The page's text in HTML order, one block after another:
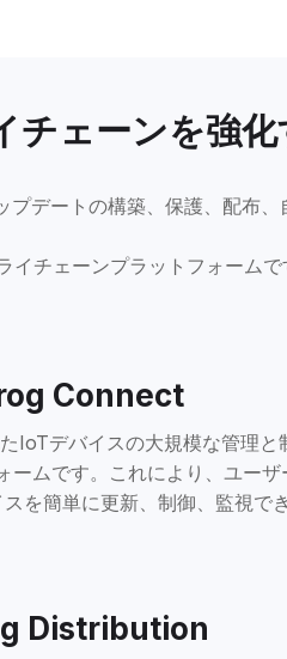
チェーンを強化
デートの構築、保護、配布、
イチェーンプラットフォームで
Connect
IoTデバイスの大規模な管理と
ームです。これにより、ユーザ
を簡単に更新、制御、監視でき
Distribution